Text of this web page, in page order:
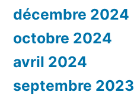
décembre 2024
octobre 2024
avril 2024
septembre 2023